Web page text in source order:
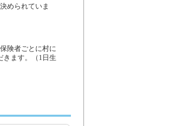
められていま
険者ごとに村に
きます。（1日生